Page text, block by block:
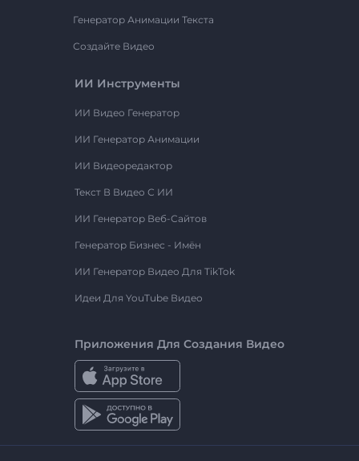
Генератор Анимации Текста
Создайте Видео
ИИ Инструменты
ИИ Видео Генератор
ИИ Генератор Анимации
ИИ Видеоредактор
Текст В Видео С ИИ
ИИ Генератор Веб-Сайтов
Генератор Бизнес - Имён
ИИ Генератор Видео Для TikTok
Идеи Для YouTube Видео
Приложения Для Создания Видео